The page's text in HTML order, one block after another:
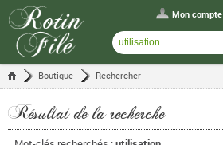
Mon compte
Boutique Rechercher
Résultat de la recherche